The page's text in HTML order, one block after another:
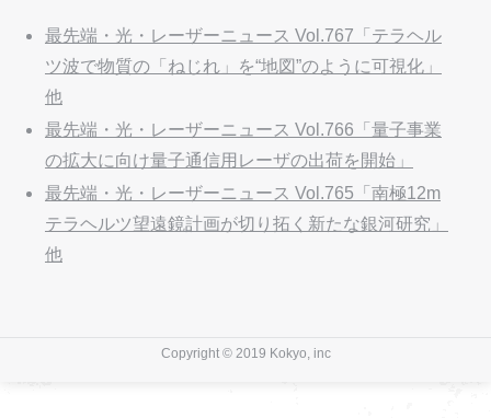
最先端・光・レーザーニュース Vol.767「テラヘル
ツ波で物質の「ねじれ」を“地図”のように可視化」
他
最先端・光・レーザーニュース Vol.766「量子事業
の拡大に向け量子通信用レーザの出荷を開始」
最先端・光・レーザーニュース Vol.765「南極12m
テラヘルツ望遠鏡計画が切り拓く新たな銀河研究」
他
Copyright © 2019 Kokyo, inc